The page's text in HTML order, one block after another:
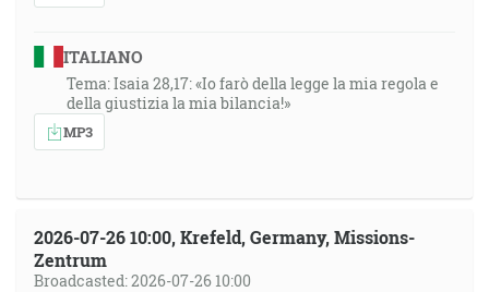
ITALIANO
Tema: Isaia 28,17: «Io farò della legge la mia regola e
della giustizia la mia bilancia!»
MP3
2026-07-26 10:00, Krefeld, Germany, Missions-
Zentrum
Broadcasted: 2026-07-26 10:00